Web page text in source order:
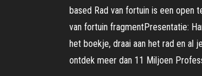
based Rad van fortuin is een open
van fortuin fragmentPresentatie:
het boekje, draai aan het rad en
ontdek meer dan 11 Miljoen